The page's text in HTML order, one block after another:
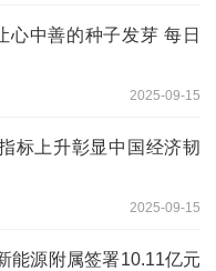
心中善的种子发芽 每日
2025-09-15
标上升彰显中国经济韧
2025-09-15
能源附属签署10.11亿元